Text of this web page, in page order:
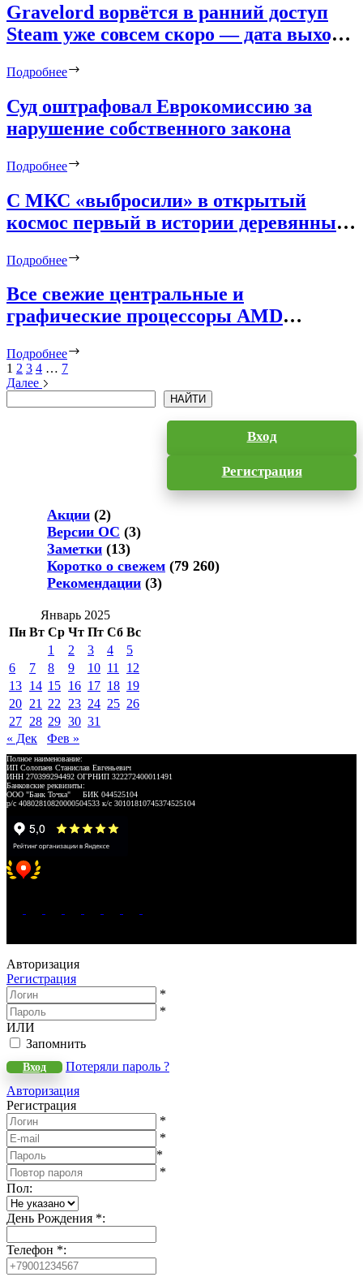
Gravelord ворвётся в ранний доступ
Steam уже совсем скоро — дата выхода
о гробовщике в духе Quake и Duke
Nukem
Подробнее
Суд оштрафовал Еврокомиссию за
нарушение собственного закона
Подробнее
С МКС «выбросили» в открытый
космос первый в истории деревянный
Подробнее
Все свежие центральные и
графические процессоры AMD
Подробнее
1 2 3 4 … 7
Далее
НАЙТИ
Вход
Регистрация
Акции (2)
Версии ОС (3)
Заметки (13)
Коротко о свежем (79 260)
Рекомендации (3)
Январь 2025
Пн Вт Ср Чт Пт Сб Вс
1
2 3 4
5
6
7 8 9 10 11
12
13 14 15 16 17 18 19
20 21 22 23 24 25 26
27 28 29 30 31
« Дек
Фев »
Полное наименование:
ИП Солопаев Станислав Евгеньевич
ИНН 270399294492 ОГРНИП 322272400011491
Банковские реквизиты:
ООО "Банк Точка" БИК 044525104
р/с 40802810820000504533 к/с 30101810745374525104
Авторизация
Регистрация
*
*
ИЛИ
Запомнить
Вход
Потеряли пароль ?
Авторизация
Регистрация
*
*
*
*
Пол:
День Рождения *:
Телефон *: